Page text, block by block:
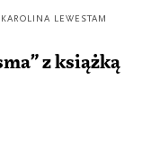
KAROLINA LEWESTAM
z książką